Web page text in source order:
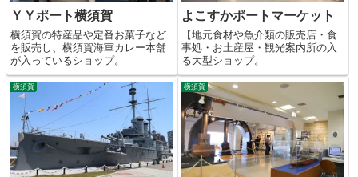
ＹＹポート横須賀
横須賀の特産品や定番お菓子など
を販売し、横須賀海軍カレー本舗
が入っているショップ。
よこすかポートマーケット
【地元食材や魚介類の販売店・食
事処・お土産屋・観光案内所の入
る大型ショップ。
横須賀 横須賀